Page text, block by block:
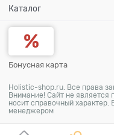
Каталог
Бонусная карта
Holistic-shop.ru. Все права
Внимание! Сайт не является
носит справочный характер.
менеджером